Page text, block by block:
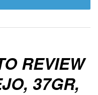
REVIEW
37GR,